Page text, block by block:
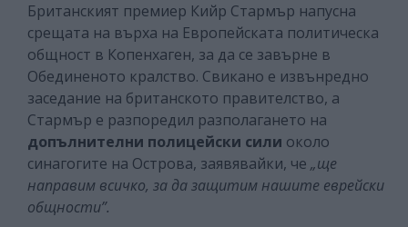
Британският премиер Кийр Стармър напусна
срещата на върха на Европейската политическа
общност в Копенхаген, за да се завърне в
Обединеното кралство. Свикано е извънредно
заседание на британското правителство, а
Стармър е разпоредил разполагането на
допълнителни полицейски сили около
синагогите на Острова, заявявайки, че „ще
направим всичко, за да защитим нашите еврейски
общности”.